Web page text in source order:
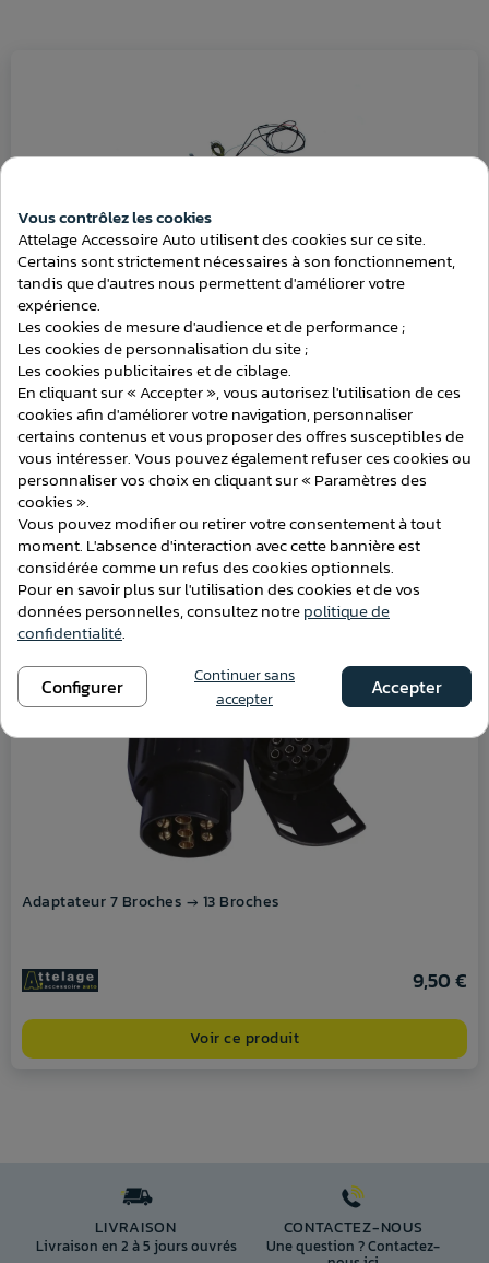
Faisceau 7 broches multiplexé spécifique BMW X5 E70
130,00 €
Voir ce produit
VOUS POURRIEZ AUSSI AIMER
Adaptateur 7 Broches → 13 Broches
9,50 €
Voir ce produit
LIVRAISON
Livraison en 2 à 5 jours ouvrés
CONTACTEZ-NOUS
Une question ? Contactez-
Vous contrôlez les cookies
Attelage Accessoire Auto utilisent des cookies sur ce site.
Certains sont strictement nécessaires à son fonctionnement,
tandis que d'autres nous permettent d'améliorer votre
expérience.
Les cookies de mesure d'audience et de performance ;
Les cookies de personnalisation du site ;
Les cookies publicitaires et de ciblage.
En cliquant sur « Accepter », vous autorisez l'utilisation de ces
cookies afin d'améliorer votre navigation, personnaliser
certains contenus et vous proposer des offres susceptibles de
vous intéresser. Vous pouvez également refuser ces cookies ou
personnaliser vos choix en cliquant sur « Paramètres des
cookies ».
Vous pouvez modifier ou retirer votre consentement à tout
moment. L'absence d'interaction avec cette bannière est
considérée comme un refus des cookies optionnels.
Pour en savoir plus sur l'utilisation des cookies et de vos
données personnelles, consultez notrepolitique de
confidentialité.
Configurer
Continuer sans
accepter
Accepter